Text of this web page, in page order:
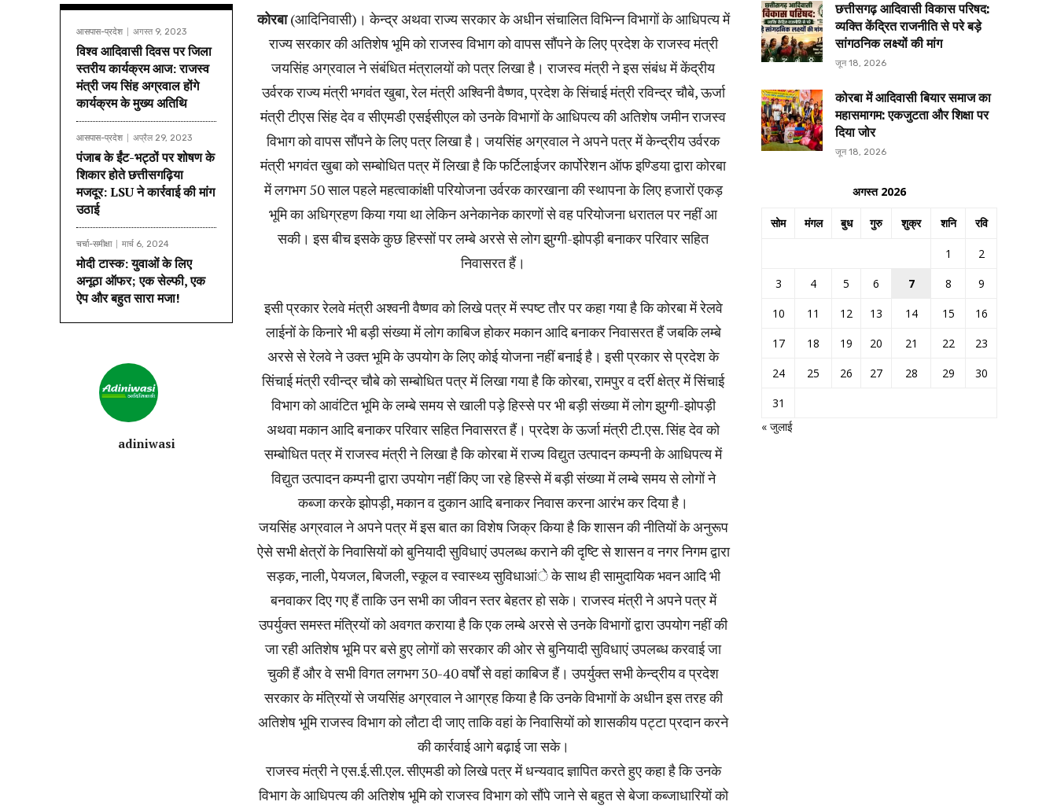
आसपास-प्रदेश अगस्त 9, 2023
विश्व आदिवासी दिवस पर जिला
स्तरीय कार्यक्रम आज: राजस्व
मंत्री जय सिंह अग्रवाल होंगे
कार्यक्रम के मुख्य अतिथि
आसपास-प्रदेश अप्रैल 29, 2023
पंजाब के ईंट-भट्ठों पर शोषण के
शिकार होते छत्तीसगढ़िया
मजदूर: LSU ने कार्रवाई की मांग
उठाई
चर्चा-समीक्षा मार्च 6, 2024
मोदी टास्क: युवाओं के लिए
अनूठा ऑफर; एक सेल्फी, एक
ऐप और बहुत सारा मजा!
adiniwasi
कोरबा(आदिनिवासी)। केन्द्र अथवा राज्य सरकार के अधीन संचालित विभिन्न विभागों के आधिपत्य में
राज्य सरकार की अतिशेष भूमि को राजस्व विभाग को वापस सौंपने के लिए प्रदेश के राजस्व मंत्री
जयसिंह अग्रवाल ने संबंधित मंत्रालयों को पत्र लिखा है। राजस्व मंत्री ने इस संबंध में केंद्रीय
उर्वरक राज्य मंत्री भगवंत खुबा, रेल मंत्री अश्विनी वैष्णव, प्रदेश के सिंचाई मंत्री रविन्द्र चौबे, ऊर्जा
मंत्री टीएस सिंह देव व सीएमडी एसईसीएल को उनके विभागों के आधिपत्य की अतिशेष जमीन राजस्व
विभाग को वापस सौंपने के लिए पत्र लिखा है। जयसिंह अग्रवाल ने अपने पत्र में केन्द्रीय उर्वरक
मंत्री भगवंत खुबा को सम्बोधित पत्र में लिखा है कि फर्टिलाईजर कार्पोरेशन ऑफ इण्डिया द्वारा कोरबा
में लगभग 50 साल पहले महत्वाकांक्षी परियोजना उर्वरक कारखाना की स्थापना के लिए हजारों एकड़
भूमि का अधिग्रहण किया गया था लेकिन अनेकानेक कारणों से वह परियोजना धरातल पर नहीं आ
सकी। इस बीच इसके कुछ हिस्सों पर लम्बे अरसे से लोग झुग्गी-झोपड़ी बनाकर परिवार सहित
निवासरत हैं।
इसी प्रकार रेलवे मंत्री अश्वनी वैष्णव को लिखे पत्र में स्पष्ट तौर पर कहा गया है कि कोरबा में रेलवे
लाईनों के किनारे भी बड़ी संख्या में लोग काबिज होकर मकान आदि बनाकर निवासरत हैं जबकि लम्बे
अरसे से रेलवे ने उक्त भूमि के उपयोग के लिए कोई योजना नहीं बनाई है। इसी प्रकार से प्रदेश के
सिंचाई मंत्री रवीन्द्र चौबे को सम्बोधित पत्र में लिखा गया है कि कोरबा, रामपुर व दर्री क्षेत्र में सिंचाई
विभाग को आवंटित भूमि के लम्बे समय से खाली पड़े हिस्से पर भी बड़ी संख्या में लोग झुग्गी-झोपड़ी
अथवा मकान आदि बनाकर परिवार सहित निवासरत हैं। प्रदेश के ऊर्जा मंत्री टी.एस. सिंह देव को
सम्बोधित पत्र में राजस्व मंत्री ने लिखा है कि कोरबा में राज्य विद्युत उत्पादन कम्पनी के आधिपत्य में
विद्युत उत्पादन कम्पनी द्वारा उपयोग नहीं किए जा रहे हिस्से में बड़ी संख्या में लम्बे समय से लोगों ने
कब्जा करके झोपड़ी, मकान व दुकान आदि बनाकर निवास करना आरंभ कर दिया है।
जयसिंह अग्रवाल ने अपने पत्र में इस बात का विशेष जिक्र किया है कि शासन की नीतियों के अनुरूप
ऐसे सभी क्षेत्रों के निवासियों को बुनियादी सुविधाएं उपलब्ध कराने की दृष्टि से शासन व नगर निगम द्वारा
सड़क, नाली, पेयजल, बिजली, स्कूल व स्वास्थ्य सुविधाआंे के साथ ही सामुदायिक भवन आदि भी
बनवाकर दिए गए हैं ताकि उन सभी का जीवन स्तर बेहतर हो सके। राजस्व मंत्री ने अपने पत्र में
उपर्युक्त समस्त मंत्रियों को अवगत कराया है कि एक लम्बे अरसे से उनके विभागों द्वारा उपयोग नहीं की
जा रही अतिशेष भूमि पर बसे हुए लोगों को सरकार की ओर से बुनियादी सुविधाएं उपलब्ध करवाई जा
चुकी हैं और वे सभी विगत लगभग 30-40 वर्षों से वहां काबिज हैं। उपर्युक्त सभी केन्द्रीय व प्रदेश
सरकार के मंत्रियों से जयसिंह अग्रवाल ने आग्रह किया है कि उनके विभागों के अधीन इस तरह की
अतिशेष भूमि राजस्व विभाग को लौटा दी जाए ताकि वहां के निवासियों को शासकीय पट्टा प्रदान करने
की कार्रवाई आगे बढ़ाई जा सके।
राजस्व मंत्री ने एस.ई.सी.एल. सीएमडी को लिखे पत्र में धन्यवाद ज्ञापित करते हुए कहा है कि उनके
विभाग के आधिपत्य की अतिशेष भूमि को राजस्व विभाग को सौंपे जाने से बहुत से बेजा कब्जाधारियों को
छत्तीसगढ़ आदिवासी विकास परिषद:
व्यक्ति केंद्रित राजनीति से परे बड़े
सांगठनिक लक्ष्यों की मांग
जून 18, 2026
कोरबा में आदिवासी बियार समाज का
महासमागम: एकजुटता और शिक्षा पर
दिया जोर
जून 18, 2026
अगस्त 2026
सोम मंगल बुध गुरु शुक्र शनि रवि
1
2
3
4 5 6 7 8
9
10
11 12 13 14 15
16
17
18 19 20 21 22
23
24
25 26 27 28 29
30
31
« जुलाई